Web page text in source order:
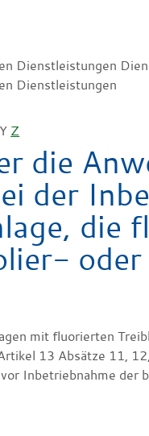
Dienstleistungen
Dienstleistungen
Y Z
die
der
die
mit fluorierten
13 Absätze 11,
Inbetriebnahme der